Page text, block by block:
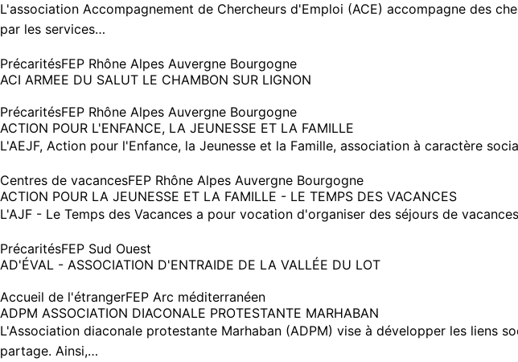
L'association Accompagnement de Chercheurs d'Emploi (ACE) accompagne des
par les services…
PrécaritésFEP Rhône Alpes Auvergne Bourgogne
ACI ARMEE DU SALUT LE CHAMBON SUR LIGNON
PrécaritésFEP Rhône Alpes Auvergne Bourgogne
ACTION POUR L'ENFANCE, LA JEUNESSE ET LA FAMILLE
L'AEJF, Action pour l'Enfance, la Jeunesse et la Famille, association à caractère
Centres de vacancesFEP Rhône Alpes Auvergne Bourgogne
ACTION POUR LA JEUNESSE ET LA FAMILLE - LE TEMPS DES VACANCES
L'AJF - Le Temps des Vacances a pour vocation d'organiser des séjours de
PrécaritésFEP Sud Ouest
AD'ÉVAL - ASSOCIATION D'ENTRAIDE DE LA VALLÉE DU LOT
Accueil de l'étrangerFEP Arc méditerranéen
ADPM ASSOCIATION DIACONALE PROTESTANTE MARHABAN
L'Association diaconale protestante Marhaban (ADPM) vise à développer les liens
partage. Ainsi,…